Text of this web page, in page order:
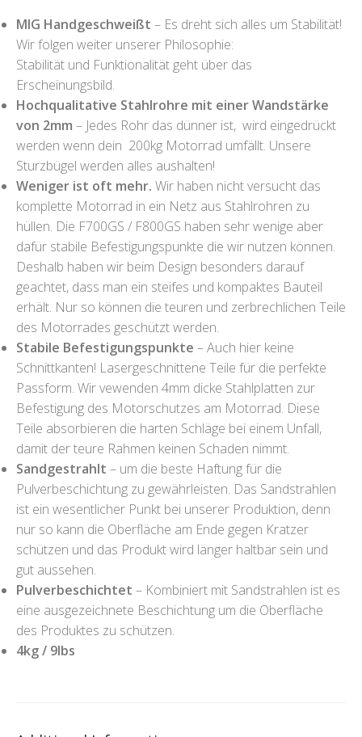
MIG Handgeschweißt – Es dreht sich alles um Stabilität!
Wir folgen weiter unserer Philosophie:
Stabilität und Funktionalität geht über das
Erscheinungsbild.
Hochqualitative Stahlrohre mit einer Wandstärke
von 2mm – Jedes Rohr das dünner ist, wird eingedrückt
werden wenn dein 200kg Motorrad umfällt. Unsere
Sturzbügel werden alles aushalten!
Weniger ist oft mehr. Wir haben nicht versucht das
komplette Motorrad in ein Netz aus Stahlrohren zu
hüllen. Die F700GS / F800GS haben sehr wenige aber
dafür stabile Befestigungspunkte die wir nutzen können.
Deshalb haben wir beim Design besonders darauf
geachtet, dass man ein steifes und kompaktes Bauteil
erhält. Nur so können die teuren und zerbrechlichen Teile
des Motorrades geschützt werden.
Stabile Befestigungspunkte – Auch hier keine
Schnittkanten! Lasergeschnittene Teile für die perfekte
Passform. Wir vewenden 4mm dicke Stahlplatten zur
Befestigung des Motorschutzes am Motorrad. Diese
Teile absorbieren die harten Schläge bei einem Unfall,
damit der teure Rahmen keinen Schaden nimmt.
Sandgestrahlt – um die beste Haftung für die
Pulverbeschichtung zu gewährleisten. Das Sandstrahlen
ist ein wesentlicher Punkt bei unserer Produktion, denn
nur so kann die Oberfläche am Ende gegen Kratzer
schützen und das Produkt wird länger haltbar sein und
gut aussehen.
Pulverbeschichtet – Kombiniert mit Sandstrahlen ist es
eine ausgezeichnete Beschichtung um die Oberfläche
des Produktes zu schützen.
4kg / 9lbs